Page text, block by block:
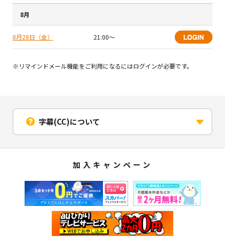
8月
8月28日（金） 21:00〜
※リマインドメール機能をご利用になるにはログインが必要です。
字幕(CC)について
加入キャンペーン